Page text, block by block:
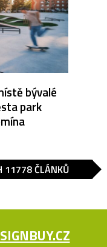
bývalé
park
11778 ČLÁNKŮ